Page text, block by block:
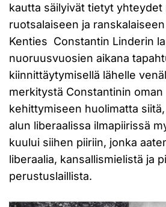
kautta säilyivät tietyt yhteydet
ruotsalaiseen ja
Kenties Constantin Linderin
nuoruusvuosien aikana
kiinnittäytymisellä lähelle
merkitystä Constantinin
kehittymiseen huolimatta
alun liberaalissa ilmapiirissä
kuului siihen piiriin, jonka
liberaalia, kansallismielistä ja
perustuslaillista.